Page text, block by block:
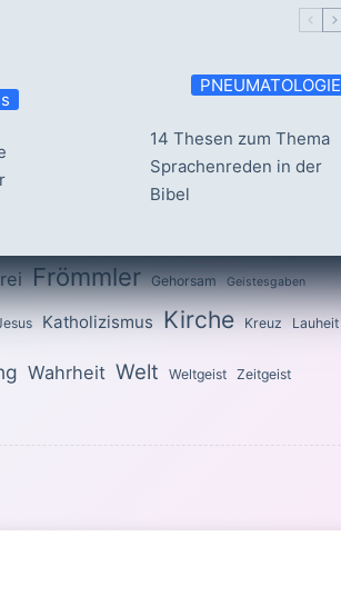
PNEUMATOLOGIE
14 Thesen zum Thema
Sprachenreden in der
Bibel
Frömmler Gehorsam Geistesgaben
Katholizismus Kirche Kreuz Lauheit
Wahrheit Welt Weltgeist Zeitgeist